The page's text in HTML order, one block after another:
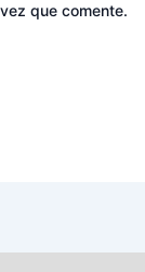
que comente.